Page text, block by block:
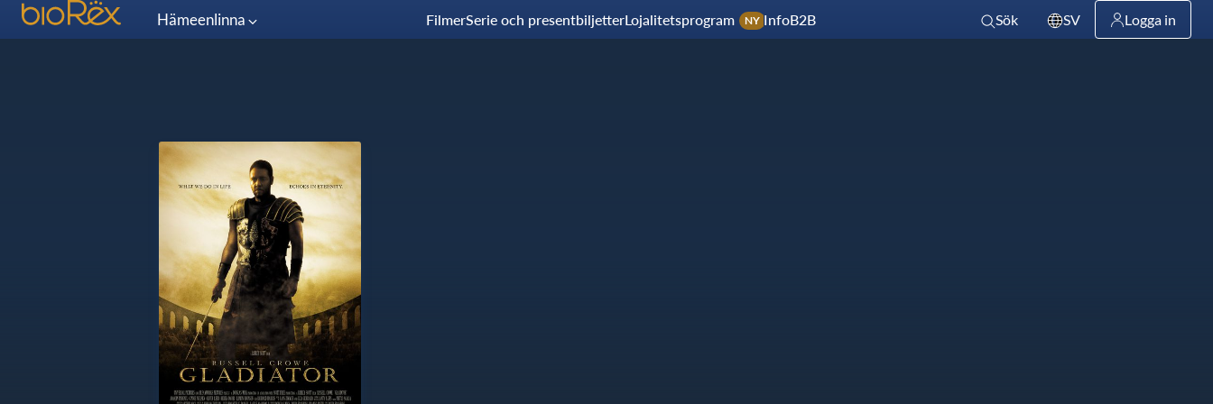
Hämeenlinna FilmerSerie och presentbiljetterLojalitetsprogram NY InfoB2B Sök SV Logga in